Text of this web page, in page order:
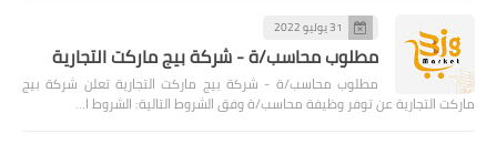
31 يوليو 2022
مطلوب محاسب/ة - شركة بيج ماركت التجارية
مطلوب محاسب/ة - شركة بيج ماركت التجارية تعلن شركة بيج
ماركت التجارية عن توفر وظيفة محاسب/ة وفق الشروط التالية: الشروط ا…